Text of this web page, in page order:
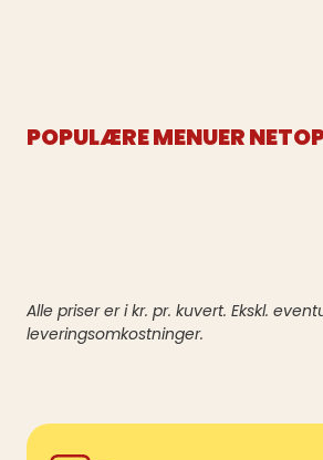
POPULÆRE MENUER
Alle priser er i kr. pr. kuvert. Ekskl.
leveringsomkostninger.